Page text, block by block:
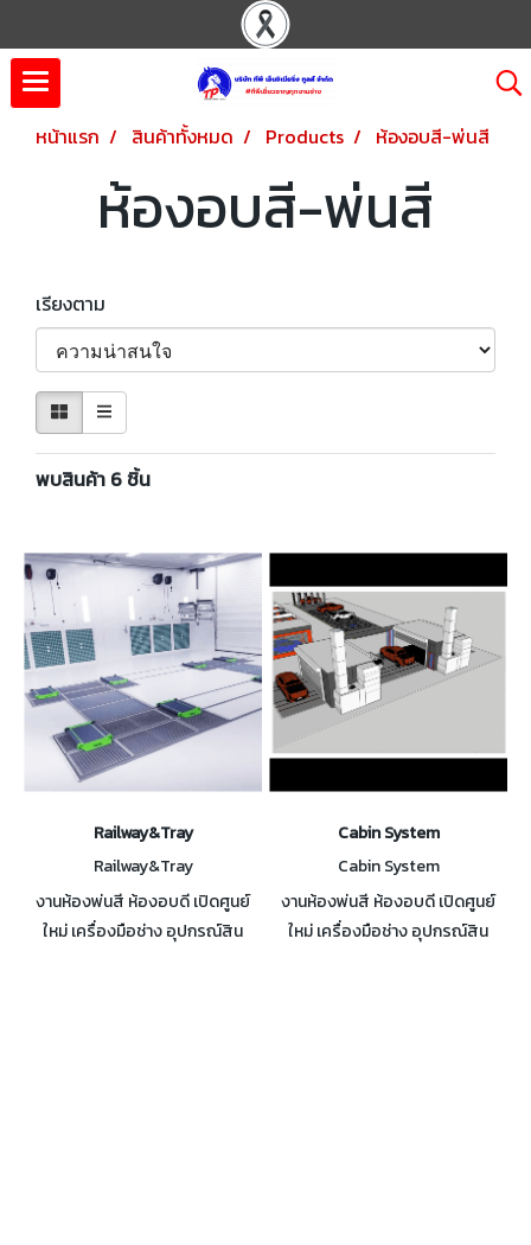
หน้าแรก สินค้าทั้งหมด Products ห้องอบสี-พ่นสี
ห้องอบสี-พ่นสี
เรียงตาม
พบสินค้า 6 ชิ้น
Railway&Tray
Railway&Tray
งานห้องพ่นสี ห้องอบดี เปิดศูนย์
ใหม่ เครื่องมือช่าง อุปกรณ์สิน
Cabin System
Cabin System
งานห้องพ่นสี ห้องอบดี เปิดศูนย์
ใหม่ เครื่องมือช่าง อุปกรณ์สิน